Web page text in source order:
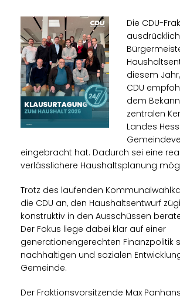
Die CDU-
diesem
CDU
dem
zentralen
Landes
eingebracht hat. Dadurch sei eine
verlässlichere Haushaltsplanung
Trotz des laufenden
die CDU an, den Haushaltsentwurf
konstruktiv in den Ausschüssen
Der Fokus liege dabei klar auf einer
generationengerechten Finanzpolitik
nachhaltigen und sozialen
Gemeinde.
Der Fraktionsvorsitzende Max